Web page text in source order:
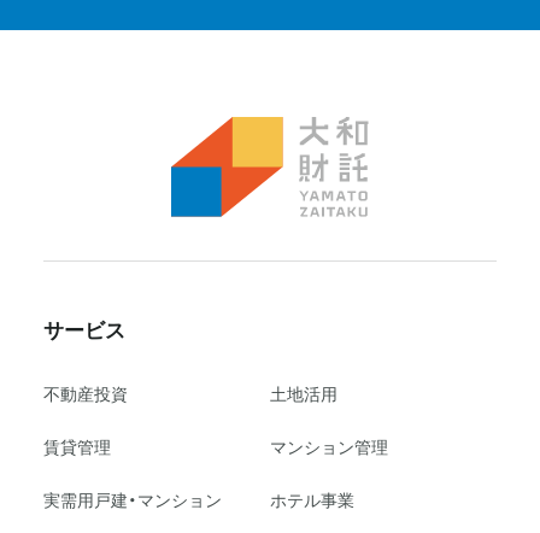
サービス
不動産投資
⼟地活⽤
賃貸管理
マンション管理
実需用戸建・マンション
ホテル事業